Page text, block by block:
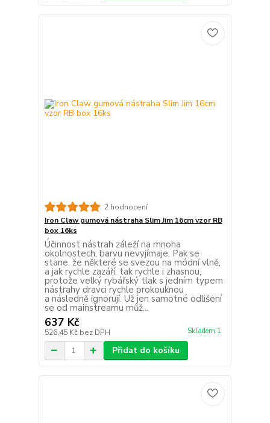
2 hodnocení
Iron Claw gumová nástraha Slim Jim 16cm vzor RB
box 16ks
Účinnost nástrah záleží na mnoha
okolnostech, barvu nevyjímaje. Pak se
stane, že některé se svezou na módní vlně,
a jak rychle zazáří, tak rychle i zhasnou,
protože velký rybářský tlak s jedním typem
nástrahy dravci rychle prokouknou
a následně ignorují. Už jen samotné odlišení
se od mainstreamu můž...
637 Kč
526,45 Kč bez DPH Skladem 1
Přidat do košíku